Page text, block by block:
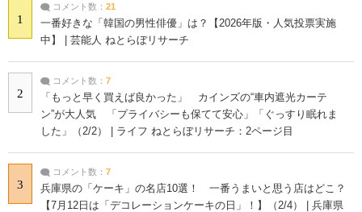
1
コメント数： 21
一番好きな「韓国の男性俳優」は？【2026年版・人気投票実施
中】 | 芸能人 ねとらぼリサーチ
2
コメント数： 7
「もっと早く買えば良かった」 カインズの“車内遮光カーテ
ン”が大人気 「プライバシーも保てて安心」「ぐっすり眠れま
した」（2/2） | ライフ ねとらぼリサーチ：2ページ目
3
コメント数： 7
兵庫県の「ケーキ」の名店10選！ 一番うまいと思う店はどこ？
【7月12日は「デコレーションケーキの日」！】（2/4） | 兵庫県